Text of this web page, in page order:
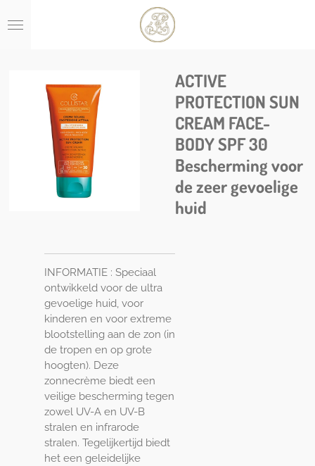
direct
ACTIVE
PROTECTION SUN
CREAM FACE-
BODY SPF 30
Bescherming voor
de zeer gevoelige
huid
INFORMATIE : Speciaal
ontwikkeld voor de ultra
gevoelige huid, voor
kinderen en voor extreme
blootstelling aan de zon (in
de tropen en op grote
hoogten). Deze
zonnecrème biedt een
veilige bescherming tegen
zowel UV-A en UV-B
stralen en infrarode
stralen. Tegelijkertijd biedt
het een geleidelijke